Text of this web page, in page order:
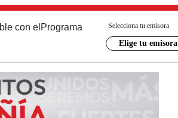
con el Programa Selecciona tu emisora
Elige tu emisora